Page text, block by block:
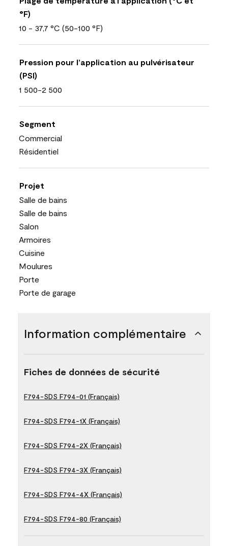
°F)
10 - 37,7 °C (50-100 °F)
Pression pour l’application au pulvérisateur
(PSI)
1 500-2 500
Segment
Commercial
Résidentiel
Projet
Salle de bains
Salle de bains
Salon
Armoires
Cuisine
Moulures
Porte
Porte de garage
Information complémentaire
Fiches de données de sécurité
F794-SDS F794-01 (Français)
F794-SDS F794-1X (Français)
F794-SDS F794-2X (Français)
F794-SDS F794-3X (Français)
F794-SDS F794-4X (Français)
F794-SDS F794-80 (Français)